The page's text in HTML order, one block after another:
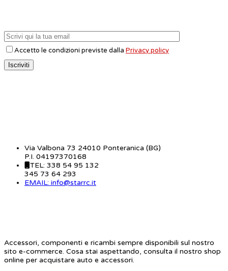
Accetto le condizioni previste dalla Privacy policy
Via Valbona 73 24010 Ponteranica (BG)
P.I. 04197370168
TEL: 338 54 95 132
345 73 64 293
EMAIL: info@starrc.it
Accessori, componenti e ricambi sempre disponibili sul nostro
sito e-commerce. Cosa stai aspettando, consulta il nostro shop
online per acquistare auto e accessori.